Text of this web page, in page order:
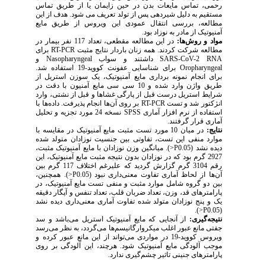
رحمی، تماس مایعات بدن در حین زایمان یا از طریق تماس
مستقیم به دلیل شیردهی پس از تولد تعریف می شود. هدف از این
مطالعه، بررسی انتقال عمودی این ویروس از طریق مایع
آمنیوتیک از مادر به نوزاد بود.
مواد و روش‌ها:
در این مطالعه مقطعی، تعداد 117 نفر بیمار در
مطالعه شرکت کردند. همه زنان باردار نتایج مثبتRT-PCRبرای
SARS-CoV-2 RNA
داشتند و سوابNasopharyngealو
Oropharyngeal
برای شناسایی عفونت کووید-19 استفاده شد.
برای انجام نمونه برداری مایع آمنیوتیک، یک سوزن استریل از
طریق واژن وارد شده و 10 سی سی مایع آمنیون با دقت در
شرایط استریل درست قبل از پارگی غشاها و قبل از نشتی، وارد
انژکتور شد و تستRT-PCRبر روی آن‌ها انجام پذیرفت. داده‌ها با
استفاده از نرم افزار آماریSPSS
نسخه 24 مورد تجزیه و تحلیل
آماری قرار گرفتند.
نتایج:
در میان 10 مورد تست مثبت مایع آمنیوتیک در مقایسه با
موارد منفی این تست، تفاوتی بین جنسیت نوزادان متولد شده
دیده نشد (0.05
P
>). میانگین وزن نوزادان با مایع آمنیوتیک مثبت،
2927 گرم بود که در نوزادان بدون نتیجه مثبت مایع آمنیوتیک، این
رقم 3104 گرم گزارش گردید که علیرغم اختلاف 117 گرم بین
آن‌ها از لحاظ آماری تفاوت معنی‌داری نبود (0.05
P
>). همچنین،
بین دو گروه شامل موارد مثبت و منفی تست مایع آمنیوتیک، در
پارامترهای قد، وزن، تعداد ضربان قلب، تعداد تنفس و آپگار دقیقه
یک و پنج نوزادان متولد شده تفاوت آماری معنی‌داری دیده نشد
P
>
).
نتیجهگیری:‌‌از آنجایی که مایع آمنیوتیک استریل می‌باشد و سد
جفتی مانع عبور اغلب میکروارگانیسم‌ها می‌گردد، به نظر می‌رسد
ویروس کووید-19 در مواردی می‌تواند از این مانع عبور کرده و
موجب آلودگی مایع آمنیوتیک شود. هرچند، این آلودگی بر روی
پارامترهای جنینی تاثیر چشم‌گیری ندارد.